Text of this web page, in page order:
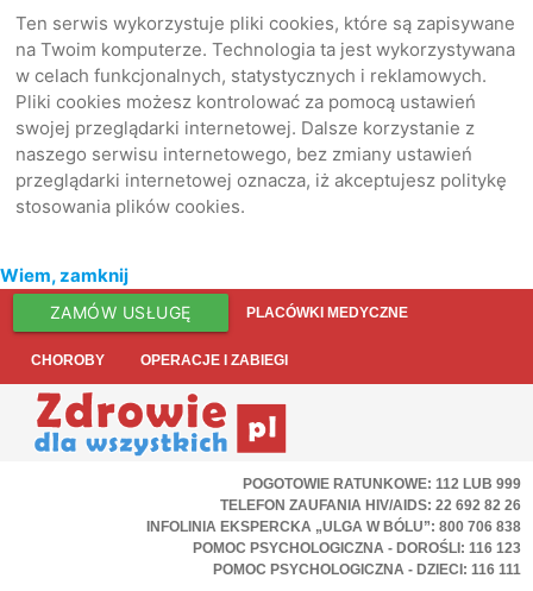
Ten serwis wykorzystuje pliki cookies, które są zapisywane
na Twoim komputerze. Technologia ta jest wykorzystywana
w celach funkcjonalnych, statystycznych i reklamowych.
Pliki cookies możesz kontrolować za pomocą ustawień
swojej przeglądarki internetowej. Dalsze korzystanie z
naszego serwisu internetowego, bez zmiany ustawień
przeglądarki internetowej oznacza, iż akceptujesz politykę
stosowania plików cookies.
Wiem, zamknij
ZAMÓW USŁUGĘ PLACÓWKI MEDYCZNE
CHOROBY OPERACJE I ZABIEGI
POGOTOWIE RATUNKOWE: 112 LUB 999
TELEFON ZAUFANIA HIV/AIDS: 22 692 82 26
INFOLINIA EKSPERCKA „ULGA W BÓLU”: 800 706 838
POMOC PSYCHOLOGICZNA - DOROŚLI: 116 123
POMOC PSYCHOLOGICZNA - DZIECI: 116 111